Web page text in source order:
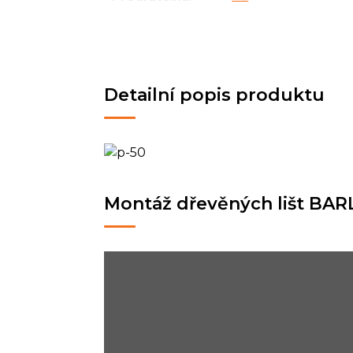
Detailní popis produktu
Montáž dřevěných lišt